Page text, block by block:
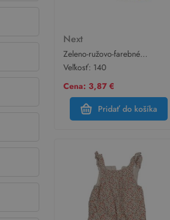
Next
Zeleno-ružovo-farebné
kytičkované/army pyžamové
Veľkosť: 140
Cena: 3,87 €
Pridať do košíka